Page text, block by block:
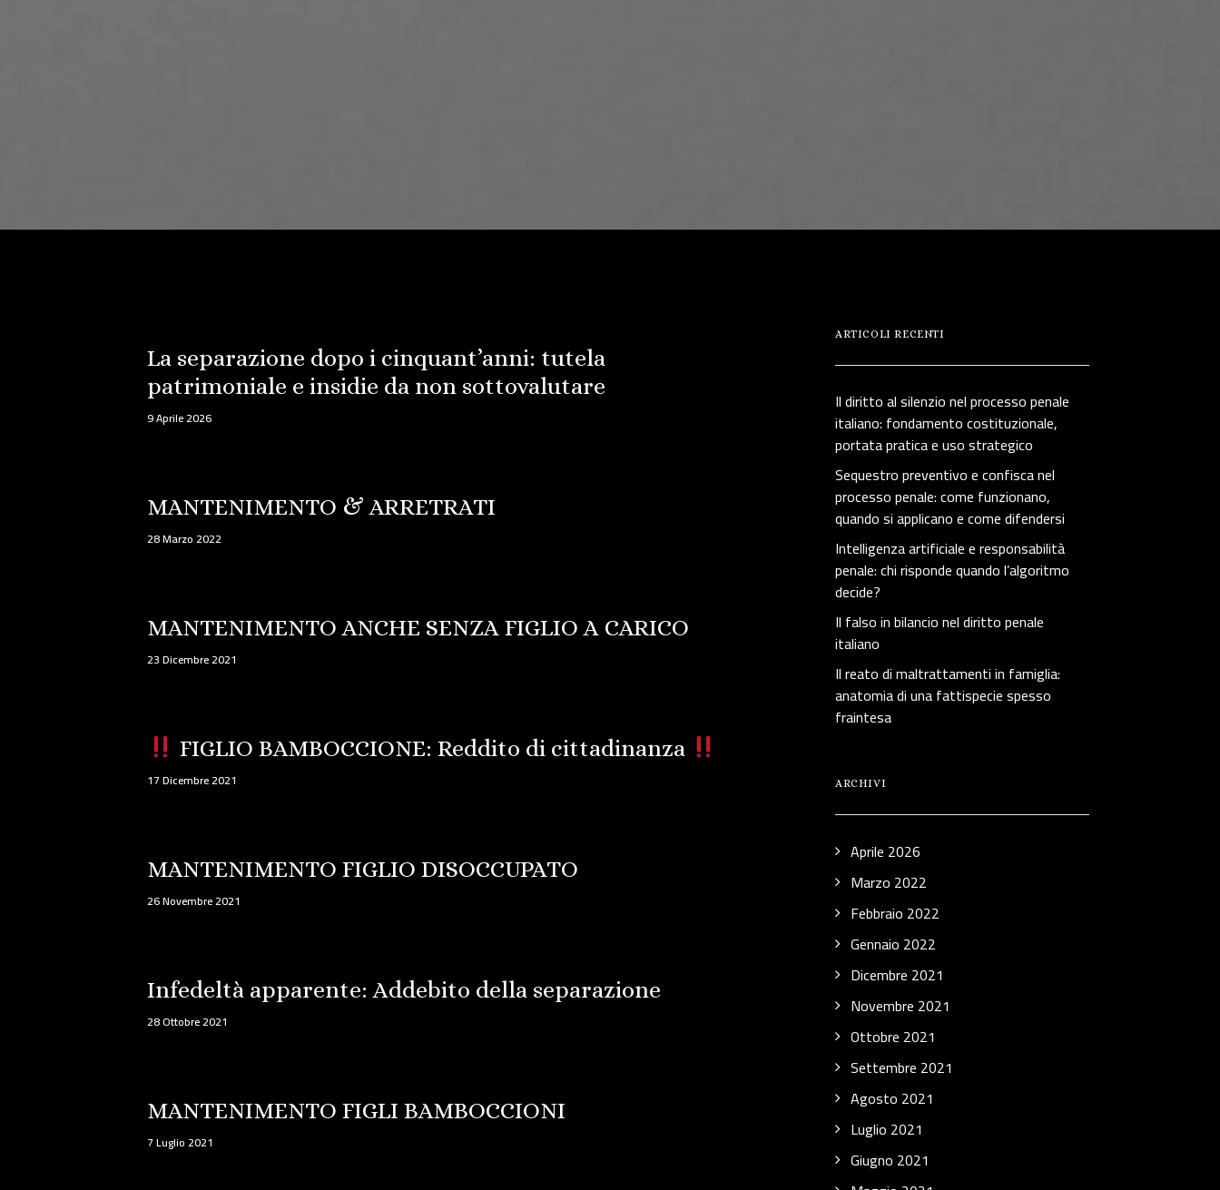
La separazione dopo i cinquant’anni: tutela
patrimoniale e insidie da non sottovalutare
9 Aprile 2026
MANTENIMENTO & ARRETRATI
28 Marzo 2022
MANTENIMENTO ANCHE SENZA FIGLIO A CARICO
23 Dicembre 2021
FIGLIO BAMBOCCIONE: Reddito di cittadinanza
17 Dicembre 2021
MANTENIMENTO FIGLIO DISOCCUPATO
26 Novembre 2021
Infedeltà apparente: Addebito della separazione
28 Ottobre 2021
MANTENIMENTO FIGLI BAMBOCCIONI
7 Luglio 2021
ARTICOLI RECENTI
Il diritto al silenzio nel processo penale
italiano: fondamento costituzionale,
portata pratica e uso strategico
Sequestro preventivo e confisca nel
processo penale: come funzionano,
quando si applicano e come difendersi
Intelligenza artificiale e responsabilità
penale: chi risponde quando l’algoritmo
decide?
Il falso in bilancio nel diritto penale
italiano
Il reato di maltrattamenti in famiglia:
anatomia di una fattispecie spesso
fraintesa
ARCHIVI
Aprile 2026
Marzo 2022
Febbraio 2022
Gennaio 2022
Dicembre 2021
Novembre 2021
Ottobre 2021
Settembre 2021
Agosto 2021
Luglio 2021
Giugno 2021